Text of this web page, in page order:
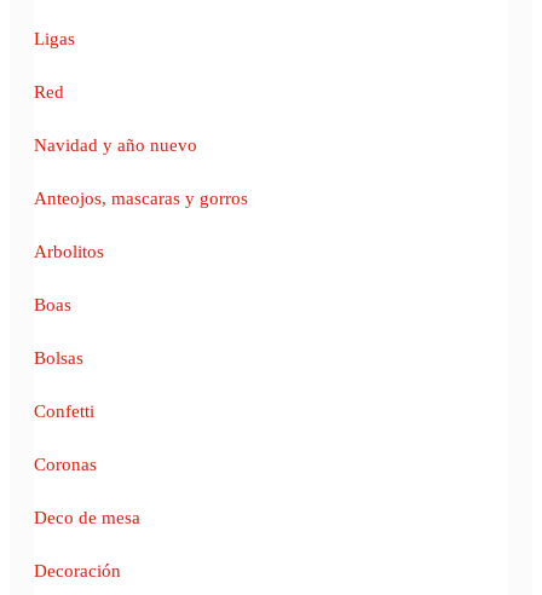
Ligas
Red
Navidad y año nuevo
Anteojos, mascaras y gorros
Arbolitos
Boas
Bolsas
Confetti
Coronas
Deco de mesa
Decoración